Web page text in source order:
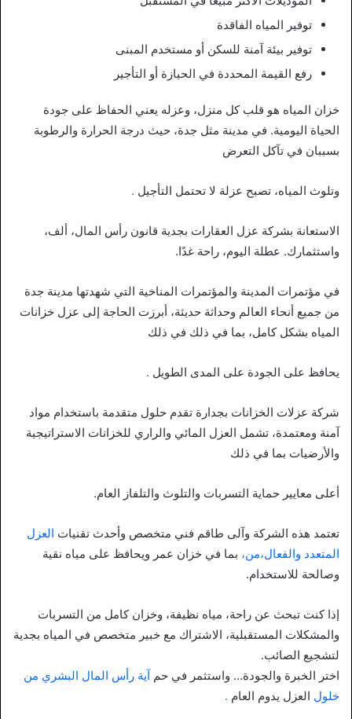
توفير المياه الفاقدة
توفير بيئة آمنة للسكن أو مستخدم المبنى
رفع القيمة المحددة في الحيازة أو التأجير
خزان المياه هو قلب كل منزل، وعزله يعني الحفاظ على جودة
الحياة اليومية. في مدينة مثل جدة، حيث درجة الحرارة والرطوبة
بسببان في تآكل التعرض
وتلوث المياه، تصبح عزلة لا تحتمل التأجيل .
الاستعانة بشركة عزل العقارات بجدية قانون رأس المال، ألف،
واستثمارك. عطلة اليوم، راحة غدًا.
في مؤتمرات المدينة والمؤتمرات المناخية التي شهدتها مدينة جدة
من جميع أنحاء العالم وحداثة حديثة، أبرزت الحاجة إلى عزل خزانات
المياه بشكل كامل، بما في ذلك في ذلك
يحافظ على الجودة على المدى الطويل .
شركة عزلات الخزانات بجدارة تقدم حلول متقدمة باستخدام مواد
آمنة ومعتمدة، تشمل العزل المائي والراري للخزانات الاستراتيجية
والأرضيات بما في ذلك
أعلى معايير حماية التسربات والتلوث والتلفاز العام.
تعتمد هذه الشركة وآلى طاقم فني متخصص وأحدث تقنيات العزل
المتعدد والفعال،من، بما في خزان عمر ويحافظ على مياه نقية
وصالحة للاستخدام.
إذا كنت تبحث عن راحة، مياه نظيفة، وخزان كامل من التسربات
والمشكلات المستقبلية، الاشتراك مع خبير متخصص في المياه بجدية
لتشجيع الصائب.
اختر الخبرة والجودة… واستثمر في حمآية رأس المال البشري من
خلول العزل يدوم العام .